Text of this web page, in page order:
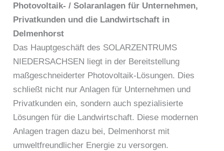
Photovoltaik- / Solaranlagen für Unternehmen,
Privatkunden und die Landwirtschaft in
Delmenhorst
Das Hauptgeschäft des SOLARZENTRUMS
NIEDERSACHSEN liegt in der Bereitstellung
maßgeschneiderter Photovoltaik-Lösungen. Dies
schließt nicht nur Anlagen für Unternehmen und
Privatkunden ein, sondern auch spezialisierte
Lösungen für die Landwirtschaft. Diese modernen
Anlagen tragen dazu bei, Delmenhorst mit
umweltfreundlicher Energie zu versorgen.